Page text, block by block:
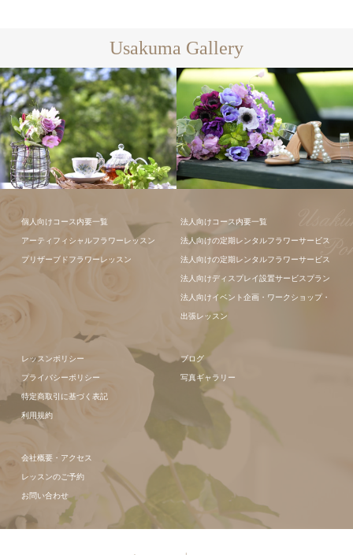
Usakuma Gallery
ンジメント
個人向けコース内要一覧
アーティフィシャルフラワーレッスン
プリザーブドフラワーレッスン
法人向けコース内要一覧
法人向けの定期レンタルフラワーサービス
法人向けの定期レンタルフラワーサービス
法人向けディスプレイ設置サービスプラン
法人向けイベント企画・ワークショップ・
出張レッスン
レッスンポリシー
プライバシーポリシー
特定商取引に基づく表記
利用規約
ブログ
写真ギャラリー
会社概要・アクセス
レッスンのご予約
お問い合わせ